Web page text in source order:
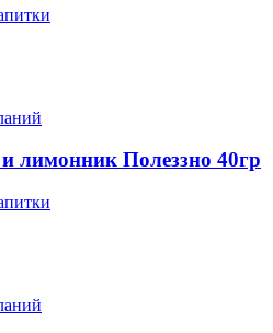
лимонник Полеззно 40гр